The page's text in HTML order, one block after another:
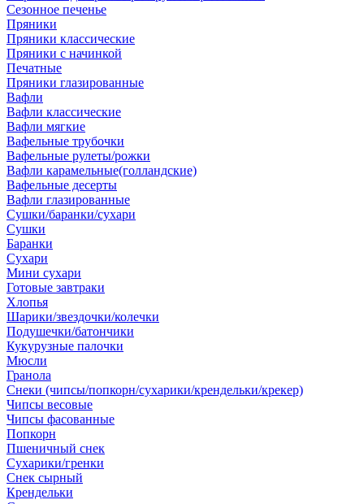
Сезонное печенье
Пряники
Пряники классические
Пряники с начинкой
Печатные
Пряники глазированные
Вафли
Вафли классические
Вафли мягкие
Вафельные трубочки
Вафельные рулеты/рожки
Вафли карамельные(голландские)
Вафельные десерты
Вафли глазированные
Сушки/баранки/сухари
Сушки
Баранки
Сухари
Мини сухари
Готовые завтраки
Хлопья
Шарики/звездочки/колечки
Подушечки/батончики
Кукурузные палочки
Мюсли
Гранола
Снеки (чипсы/попкорн/сухарики/крендельки/крекер)
Чипсы весовые
Чипсы фасованные
Попкорн
Пшеничный снек
Сухарики/гренки
Снек сырный
Крендельки